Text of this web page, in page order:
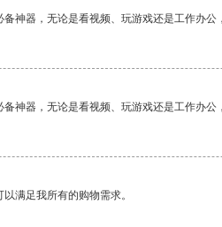
神器，无论是看视频、玩游戏还是工作办公
神器，无论是看视频、玩游戏还是工作办
满足我所有的购物需求。